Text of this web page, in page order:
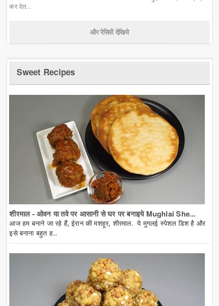
कर देत...
और रेसिपी देखिये
Sweet Recipes
शीरमाल - ओवन या तवे पर आसानी से घर पर बनाइये Mughlai She...
आज हम बनाने जा रहे हैं, ईरान की मशहूर, शीरमाल. ये मुगलई स्पेशल डिश है और
इसे बनाना बहुत ह...